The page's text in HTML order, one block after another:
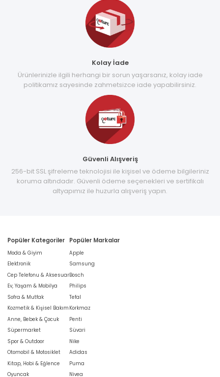
Kolay İade
Ürünlerinizle ilgili herhangi bir sorun yaşarsanız, kolay iade
politikamız sayesinde zahmetsizce iade yapabilirsiniz.
Güvenli Alışveriş
256-bit SSL şifreleme teknolojisi ile kişisel ve ödeme bilgileriniz
koruma altındadır. Güvenli ödeme seçenekleri ve sertifikalı
altyapımız ile huzurla alışveriş yapın.
Popüler Kategoriler
Moda & Giyim
Elektronik
Cep Telefonu & Aksesuar
Ev, Yaşam & Mobilya
Sofra & Mutfak
Kozmetik & Kişisel Bakım
Anne, Bebek & Çocuk
Süpermarket
Spor & Outdoor
Otomobil & Motosiklet
Kitap, Hobi & Eğlence
Oyuncak
Popüler Markalar
Apple
Samsung
Bosch
Philips
Tefal
Korkmaz
Penti
Süvari
Nike
Adidas
Puma
Nivea